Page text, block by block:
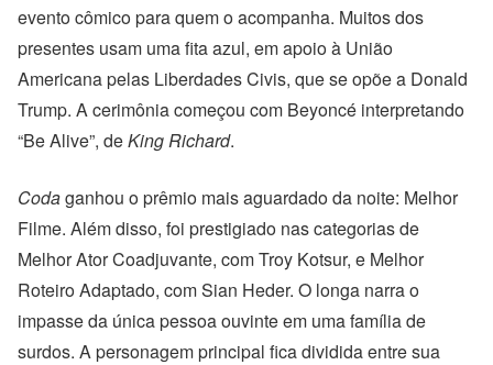
evento cômico para quem o acompanha. Muitos dos
presentes usam uma fita azul, em apoio à União
Americana pelas Liberdades Civis, que se opõe a Donald
Trump. A cerimônia começou com Beyoncé interpretando
“Be Alive”, deKing Richard.
Codaganhou o prêmio mais aguardado da noite: Melhor
Filme. Além disso, foi prestigiado nas categorias de
Melhor Ator Coadjuvante, com Troy Kotsur, e Melhor
Roteiro Adaptado, com Sian Heder. O longa narra o
impasse da única pessoa ouvinte em uma família de
surdos. A personagem principal fica dividida entre sua